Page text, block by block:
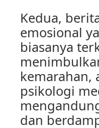
Kedua,
emosional
biasanya
kemarahan,
psikologi
dan